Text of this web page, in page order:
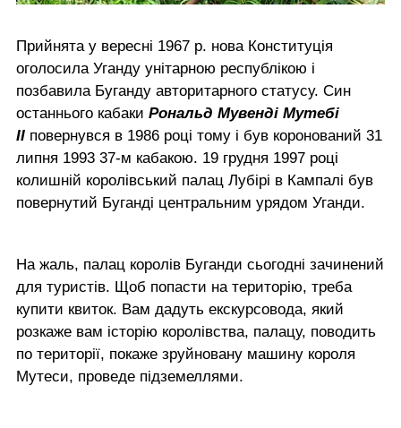
Прийнята у вересні 1967 р. нова Конституція
оголосила Уганду унітарною республікою і
позбавила Буганду авторитарного статусу. Син
останнього кабаки Рональд Мувенді Мутебі
II повернувся в 1986 році тому і був коронований 31
липня 1993 37-м кабакою. 19 грудня 1997 році
колишній королівський палац Лубірі в Кампалі був
повернутий Буганді центральним урядом Уганди.
На жаль, палац королів Буганди сьогодні зачинений
для туристів. Щоб попасти на територію, треба
купити квиток. Вам дадуть екскурсовода, який
розкаже вам історію королівства, палацу, поводить
по території, покаже зруйновану машину короля
Мутеси, проведе підземеллями.